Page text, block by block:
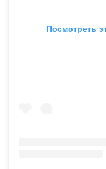
Посмотреть